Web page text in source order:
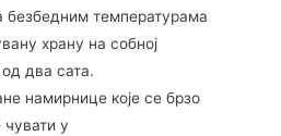
безбедним температурама
храну на собној
два сата.
намирнице које се брзо
чувати у